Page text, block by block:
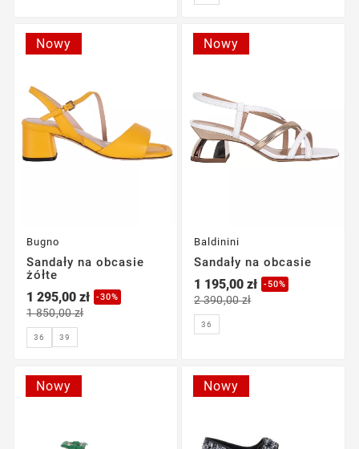
Nowy
Bugno
Sandały na obcasie
żółte
1 295,00 zł -30%
1 850,00 zł
36 39
Nowy
Baldinini
Sandały na obcasie
1 195,00 zł -50%
2 390,00 zł
36
Nowy Nowy